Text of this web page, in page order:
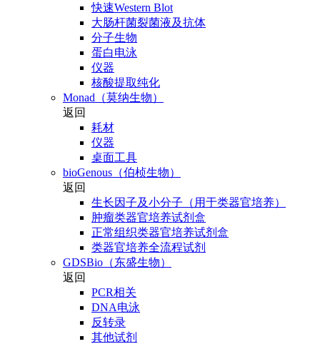
快速Western Blot
大肠杆菌裂菌液及抗体
分子生物
蛋白电泳
仪器
核酸提取纯化
Monad（莫纳生物）
返回
耗材
仪器
桌面工具
bioGenous（伯桢生物）
返回
生长因子及小分子（用于类器官培养）
肿瘤类器官培养试剂盒
正常组织类器官培养试剂盒
类器官培养全流程试剂
GDSBio（东盛生物）
返回
PCR相关
DNA电泳
反转录
其他试剂